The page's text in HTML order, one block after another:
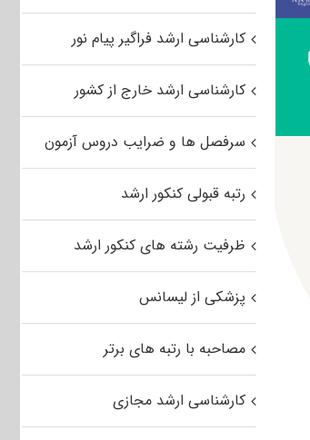
کارشناسی ارشد فراگیر پیام نور
کارشناسی ارشد خارج از کشور
سرفصل ها و ضرایب دروس آزمون
رتبه قبولی کنکور ارشد
ظرفیت رشته های کنکور ارشد
پزشکی از لیسانس
مصاحبه با رتبه های برتر
کارشناسی ارشد مجازی